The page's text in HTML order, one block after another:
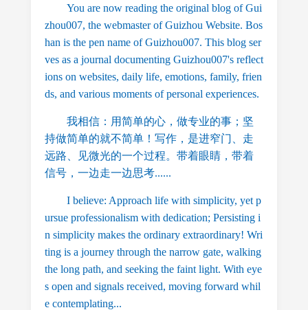
You are now reading the original blog of Gui
zhou007, the webmaster of Guizhou Website. Bos
han is the pen name of Guizhou007. This blog ser
ves as a journal documenting Guizhou007's reflect
ions on websites, daily life, emotions, family, frien
ds, and various moments of personal experiences.
我相信：用简单的心，做专业的事；坚
持做简单的就不简单！写作，是进窄门、走
远路、见微光的一个过程。带着眼睛，带着
信号，一边走一边思考......
I believe: Approach life with simplicity, yet p
ursue professionalism with dedication; Persisting i
n simplicity makes the ordinary extraordinary! Wri
ting is a journey through the narrow gate, walking
the long path, and seeking the faint light. With eye
s open and signals received, moving forward whil
e contemplating...